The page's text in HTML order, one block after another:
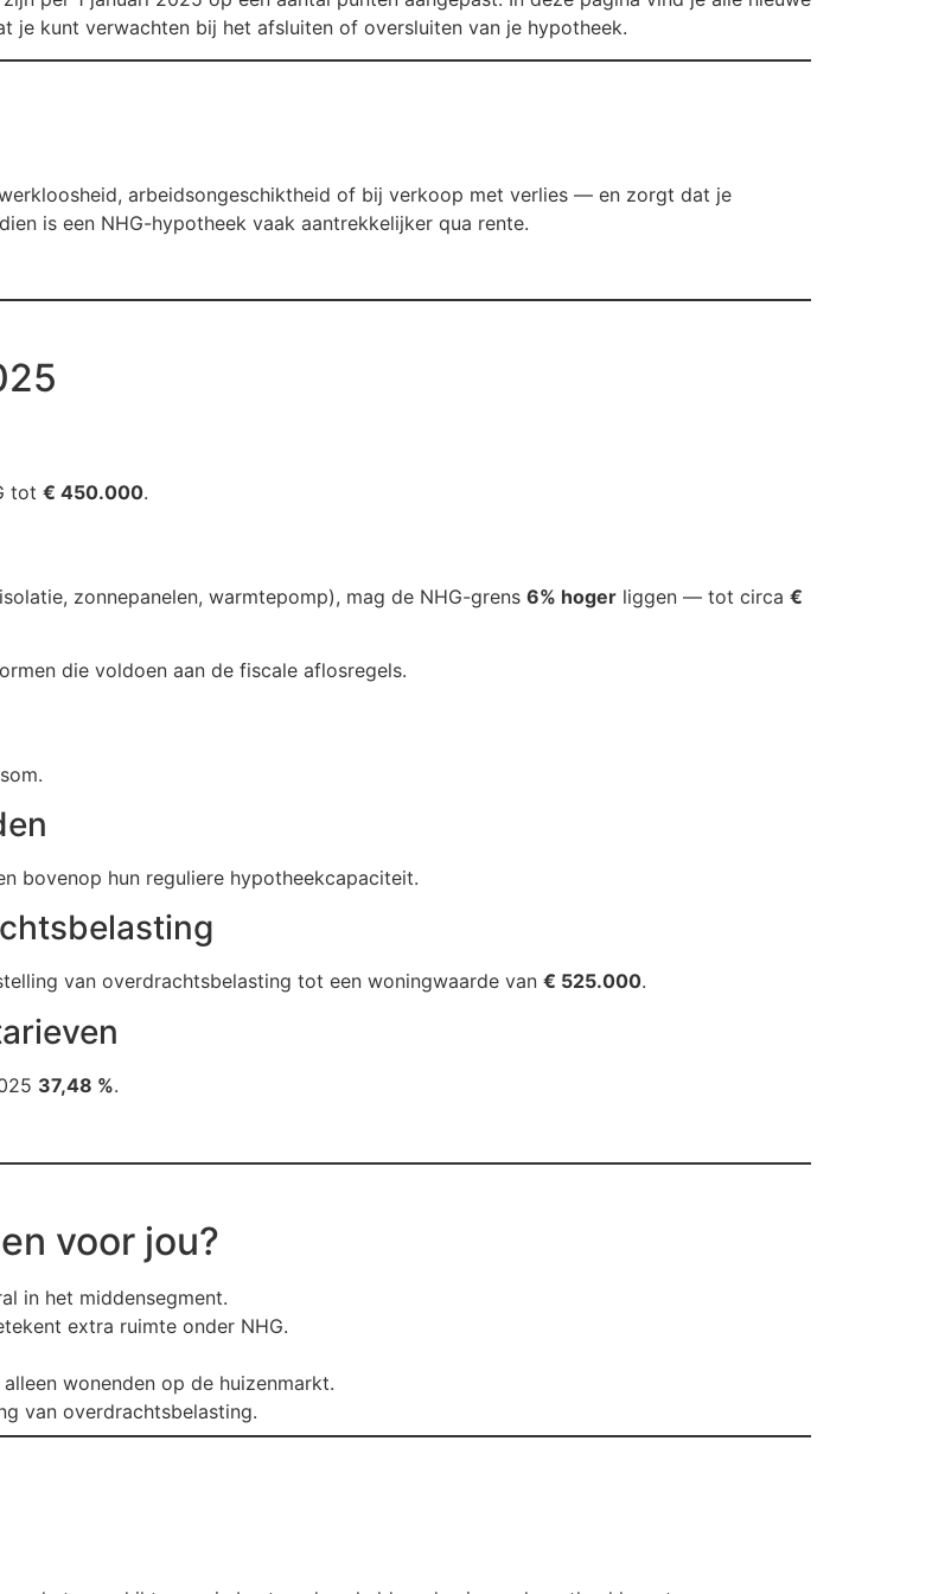
je kunt verwachten bij het afsluiten of oversluiten van je hypotheek.
arbeidsongeschiktheid of bij verkoop met verlies — en zorgt dat je
is een NHG-hypotheek vaak aantrekkelijker qua rente.
tot € 450.000.
zonnepanelen, warmtepomp), mag de NHG-grens 6% hoger liggen — tot circa €
die voldoen aan de fiscale aflosregels.
bovenop hun reguliere hypotheekcapaciteit.
van overdrachtsbelasting tot een woningwaarde van € 525.000.
37,48 %.
voor jou?
in het middensegment.
extra ruimte onder NHG.
wonenden op de huizenmarkt.
van overdrachtsbelasting.